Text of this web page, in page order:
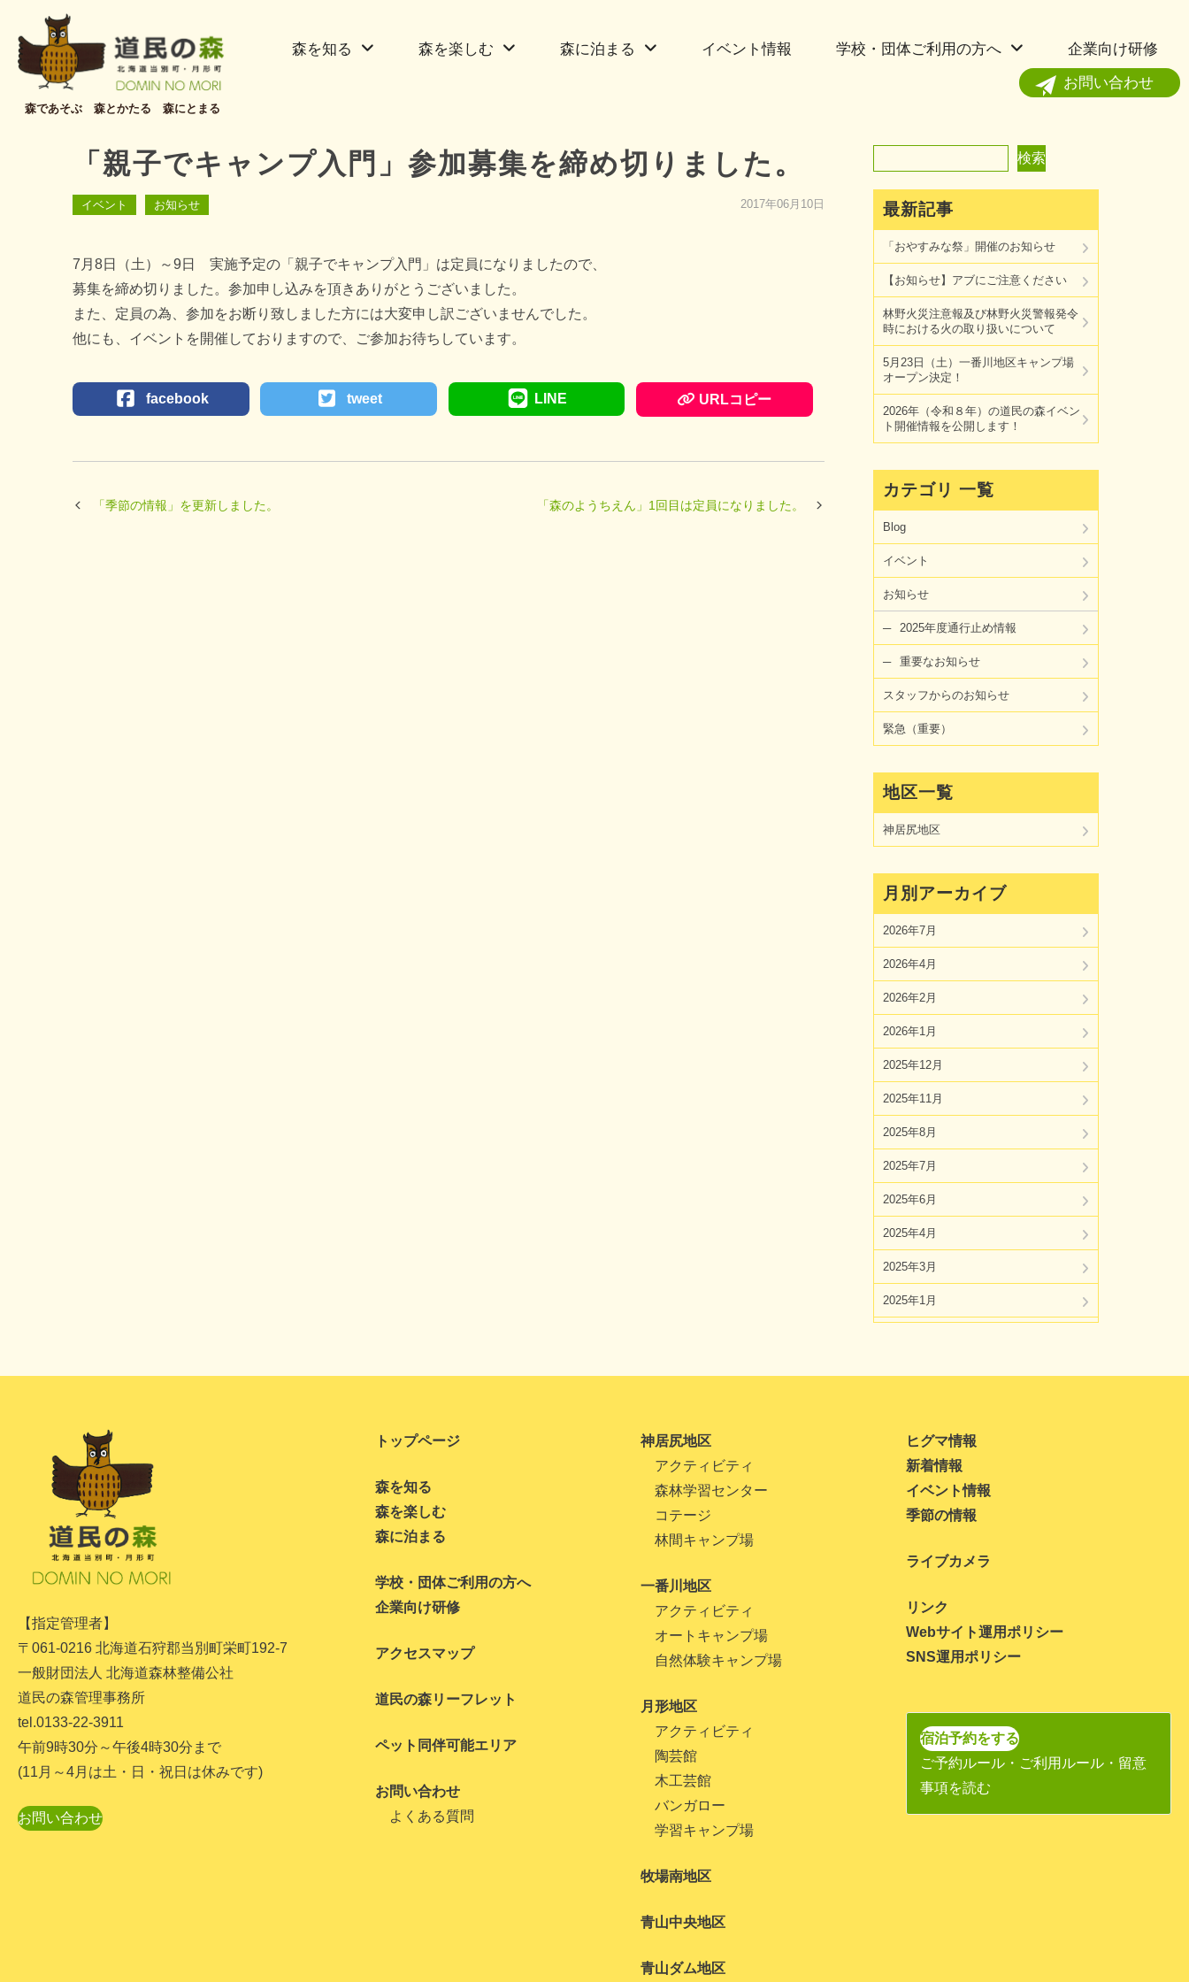
森であそぶ 森とかたる 森にとまる
森を知る 森を楽しむ 森に泊まる イベント情報 学校・団体ご利用の方へ
企業向け研修
お問い合わせ
「親子でキャンプ入門」参加募集を締め切りました。
イベント お知らせ 2017年06月10日
7月8日（土）～9日 実施予定の「親子でキャンプ入門」は定員になりましたので、
募集を締め切りました。参加申し込みを頂きありがとうございました。
また、定員の為、参加をお断り致しました方には大変申し訳ございませんでした。
他にも、イベントを開催しておりますので、ご参加お待ちしています。
facebook tweet LINE URLコピー
「季節の情報」を更新しました。 「森のようちえん」1回目は定員になりました。
検索
最新記事
「おやすみな祭」開催のお知らせ
【お知らせ】アブにご注意ください
林野火災注意報及び林野火災警報発令
時における火の取り扱いについて
5月23日（土）一番川地区キャンプ場
オープン決定！
2026年（令和８年）の道民の森イベン
ト開催情報を公開します！
カテゴリ 一覧
Blog
イベント
お知らせ
2025年度通行止め情報
重要なお知らせ
スタッフからのお知らせ
緊急（重要）
地区一覧
神居尻地区
月別アーカイブ
2026年7月
2026年4月
2026年2月
2026年1月
2025年12月
2025年11月
2025年8月
2025年7月
2025年6月
2025年4月
2025年3月
2025年1月
2024年7月
2024年5月
2024年1月
2023年11月
2023年10月
2023年7月
2023年6月
【指定管理者】
〒061-0216 北海道石狩郡当別町栄町192-7
一般財団法人 北海道森林整備公社
道民の森管理事務所
tel.0133-22-3911
午前9時30分～午後4時30分まで
(11月～4月は土・日・祝日は休みです)
お問い合わせ
トップページ
森を知る
森を楽しむ
森に泊まる
学校・団体ご利用の方へ
企業向け研修
アクセスマップ
道民の森リーフレット
ペット同伴可能エリア
お問い合わせ
よくある質問
神居尻地区
アクティビティ
森林学習センター
コテージ
林間キャンプ場
一番川地区
アクティビティ
オートキャンプ場
自然体験キャンプ場
月形地区
アクティビティ
陶芸館
木工芸館
バンガロー
学習キャンプ場
牧場南地区
青山中央地区
青山ダム地区
ヒグマ情報
新着情報
イベント情報
季節の情報
ライブカメラ
リンク
Webサイト運用ポリシー
SNS運用ポリシー
宿泊予約をする
ご予約ルール・ご利用ルール・留意
事項を読む